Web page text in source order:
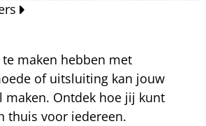
maken hebben met
of uitsluiting kan jouw
maken. Ontdek hoe jij kunt
thuis voor iedereen.